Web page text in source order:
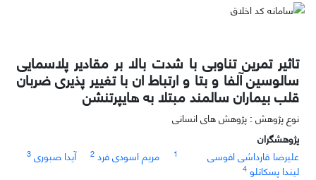
تاثیر تمرین تناوبی با شدت بالا بر مقادیر پلاسمایی
سالوسین آلفا و بتا و ارتباط ان با تغییر پذیری ضربان
قلب بیماران سالمند مبتلا به هایپرتنشن
نوع پژوهش : پژوهش های انسانی
پژوهشگران
علیرضا قارداشی افوسی
1 مریم اسودی فرد 2 آیدا صبوری 3
لیندا پسکاتلو 4